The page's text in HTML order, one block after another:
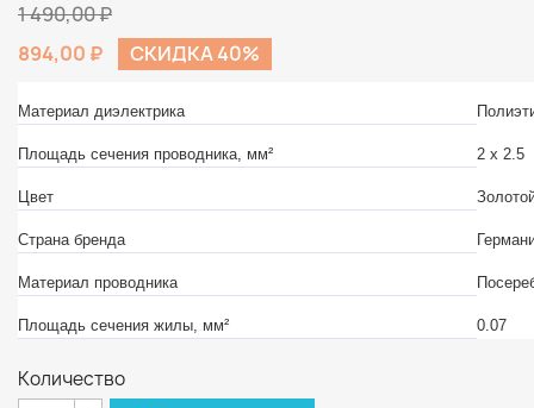
1 490,00 ₽
894,00 ₽
СКИДКА 40%
Материал диэлектрика
Площадь сечения проводника, мм² 2 x 2.5
Цвет
Страна бренда
Материал проводника
Площадь сечения жилы, мм² 0.07
Количество